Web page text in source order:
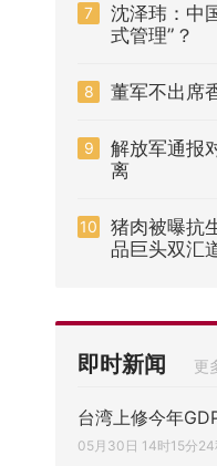
7
沈泽玮：中
式管理”？
8 董军不出席
9
解放军通报
离
10
猪肉被曝抗
品巨头双汇
即时新闻 更
台湾上修今年
05月30日 14时15分24